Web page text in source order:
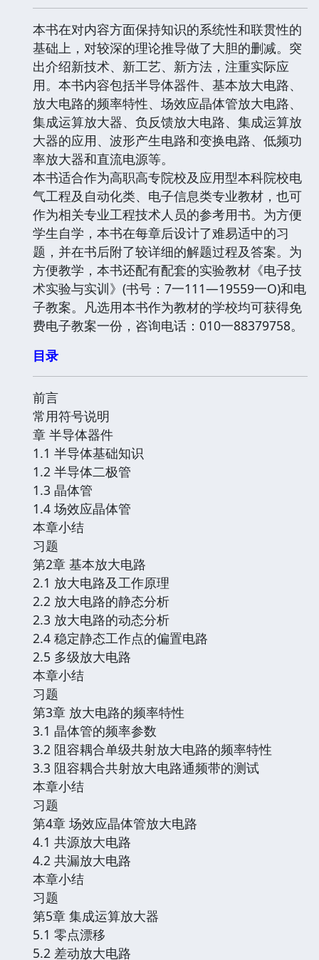
本书在对内容方面保持知识的系统性和联贯性的
基础上，对较深的理论推导做了大胆的删减。突
出介绍新技术、新工艺、新方法，注重实际应
用。本书内容包括半导体器件、基本放大电路、
放大电路的频率特性、场效应晶体管放大电路、
集成运算放大器、负反馈放大电路、集成运算放
大器的应用、波形产生电路和变换电路、低频功
率放大器和直流电源等。
本书适合作为高职高专院校及应用型本科院校电
气工程及自动化类、电子信息类专业教材，也可
作为相关专业工程技术人员的参考用书。为方便
学生自学，本书在每章后设计了难易适中的习
题，并在书后附了较详细的解题过程及答案。为
方便教学，本书还配有配套的实验教材《电子技
术实验与实训》(书号：7一111—19559一O)和电
子教案。凡选用本书作为教材的学校均可获得免
费电子教案一份，咨询电话：010一88379758。
目录
前言
常用符号说明
章 半导体器件
1.1 半导体基础知识
1.2 半导体二极管
1.3 晶体管
1.4 场效应晶体管
本章小结
习题
第2章 基本放大电路
2.1 放大电路及工作原理
2.2 放大电路的静态分析
2.3 放大电路的动态分析
2.4 稳定静态工作点的偏置电路
2.5 多级放大电路
本章小结
习题
第3章 放大电路的频率特性
3.1 晶体管的频率参数
3.2 阻容耦合单级共射放大电路的频率特性
3.3 阻容耦合共射放大电路通频带的测试
本章小结
习题
第4章 场效应晶体管放大电路
4.1 共源放大电路
4.2 共漏放大电路
本章小结
习题
第5章 集成运算放大器
5.1 零点漂移
5.2 差动放大电路